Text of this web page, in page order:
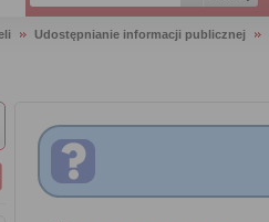
Udostępnianie informacji publicznej